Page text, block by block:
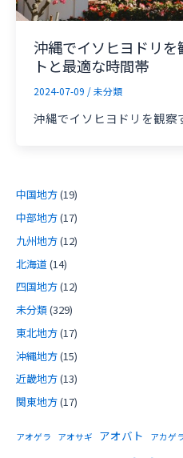
沖縄でイソヒヨドリ
トと最適な時間帯
2024-07-09 /未分類
沖縄でイソヒヨドリを観察
中国地方(19)
中部地方(17)
九州地方(12)
北海道 (14)
四国地方(12)
未分類(329)
東北地方(17)
沖縄地方(15)
近畿地方(13)
関東地方(17)
アオゲラ アオサギ アオバト アカゲ